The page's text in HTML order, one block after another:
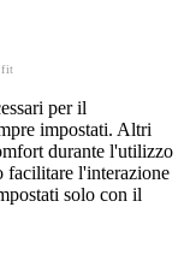
fit
per il
impostati. Altri
durante l'utilizzo
facilitare l'interazione
solo con il